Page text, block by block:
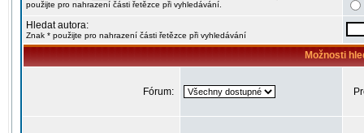
použijte pro nahrazení části řetězce při vyhledávání.
Hledat autora:
Znak * použijte pro nahrazení části řetězce při vyhledávání
Možnosti
Fórum: